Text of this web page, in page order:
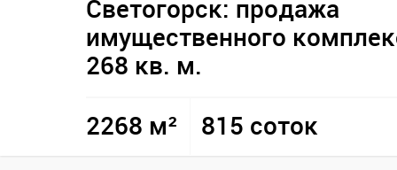
Светогорск: продажа
имущественного
268 кв. м.
2268 м² 815 соток